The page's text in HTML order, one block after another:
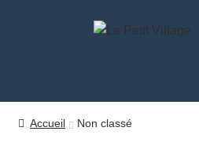
BOUTIQUE
Accueil Non classé